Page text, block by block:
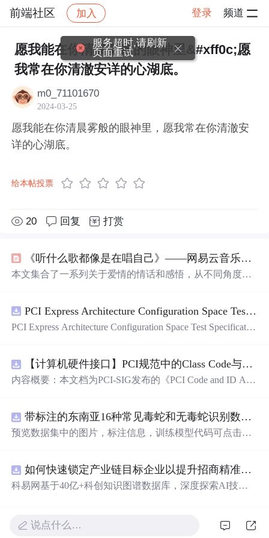
前端社区 加入 登录 频道
社区 前端社区 感慨 帖子详情
愿我能在你清晨雾般的眼神里&#xff0c;愿
我常在你清澈安详的心湖底。
m0_71101670
2024-03-25
愿我能在你清晨雾般的眼神里，愿我常在你清澈安
详的心湖底。
给本帖投票
20 回复 打赏
《听什么歌都像是在唱自己》——网易云音乐那些热评
本文集合了一系列关于爱情的情话和感悟，从不同角度探
PCI Express Architecture Configuration Space Test Specification Revision 5.0, Version 1.0 (CB).pdf
PCI Express Architecture Configuration Space Test Specificatio
【计算机硬件接口】PCI规范中的Class Code与Capability ID分配：设备功能分类及扩展能力标识系统设计
内容概要：本文档为PCI-SIG发布的《PCI Code and ID Assi
ity IDs）以
带标注的东南亚16种常见毒蛇和无毒蛇识别数据集， 识别率73.4%，7593张图，支持yolo
预览数据集中的图片，标注信息，训练模型代码可点击查
免费咨询，主页获取作者联系方式
如何快速锁定产业链目标企业以提升招商精准度？.docx
科易网基于40亿+科创知识图谱数据库，深度探索AI技术
新领域的AI+数智化解决方案，推动科技创新与产业创新
说点什么…
服务超时,请刷新
页面重试